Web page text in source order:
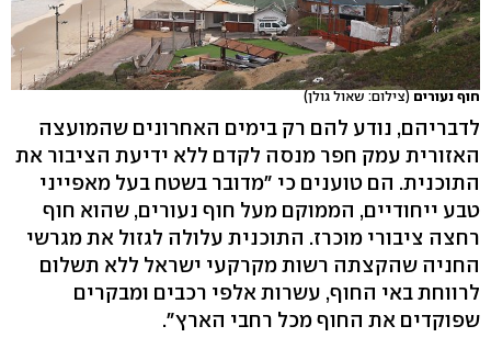
חוף נעורים (צילום: שאול גולן)
לדבריהם, נודע להם רק בימים האחרונים שהמועצה
האזורית עמק חפר מנסה לקדם ללא ידיעת הציבור את
התוכנית. הם טוענים כי "מדובר בשטח בעל מאפייני
טבע ייחודיים, הממוקם מעל חוף נעורים, שהוא חוף
רחצה ציבורי מוכרז. התוכנית עלולה לגזול את מגרשי
החניה שהקצתה רשות מקרקעי ישראל ללא תשלום
לרווחת באי החוף, עשרות אלפי רכבים ומבקרים
שפוקדים את החוף מכל רחבי הארץ".